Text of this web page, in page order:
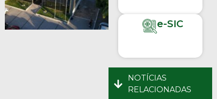
e-SIC
NOTÍCIAS
RELACIONADAS